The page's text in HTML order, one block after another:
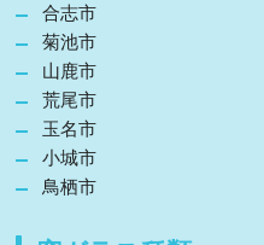
合志市
菊池市
山鹿市
荒尾市
玉名市
小城市
鳥栖市